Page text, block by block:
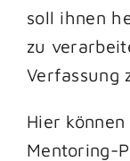
soll ihnen
zu
Verfassung
Hier
Mentoring-